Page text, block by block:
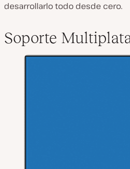
desarrollarlo todo desde cero.
Soporte